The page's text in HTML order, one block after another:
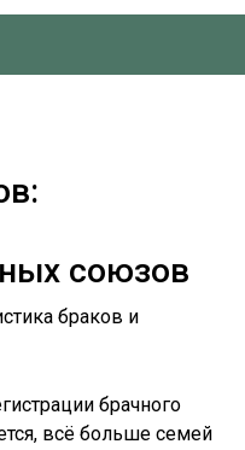
союзов
браков и
брачного
всё больше семей